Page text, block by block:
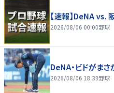
【速報】DeNA vs.
2026/08/06 00:00野球
DeNA・ビドがま
2026/08/06 18:39野球